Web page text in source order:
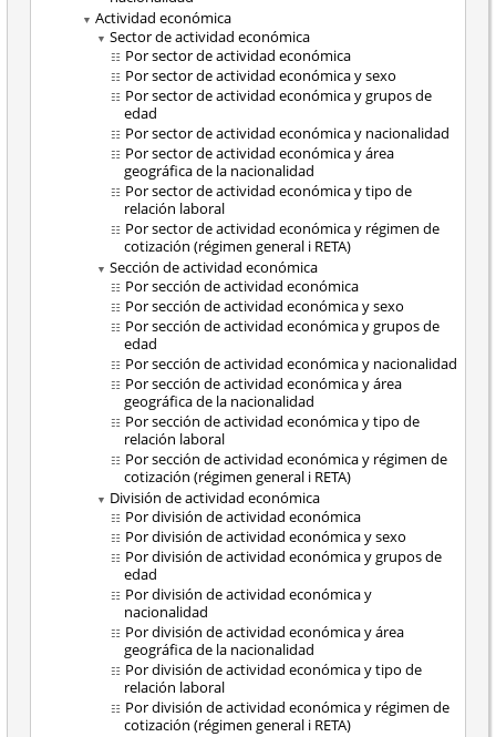
Actividad económica
Sector de actividad económica
Por sector de actividad económica
Por sector de actividad económica y sexo
Por sector de actividad económica y grupos de
edad
Por sector de actividad económica y nacionalidad
Por sector de actividad económica y área
geográfica de la nacionalidad
Por sector de actividad económica y tipo de
relación laboral
Por sector de actividad económica y régimen de
cotización (régimen general i RETA)
Sección de actividad económica
Por sección de actividad económica
Por sección de actividad económica y sexo
Por sección de actividad económica y grupos de
edad
Por sección de actividad económica y nacionalidad
Por sección de actividad económica y área
geográfica de la nacionalidad
Por sección de actividad económica y tipo de
relación laboral
Por sección de actividad económica y régimen de
cotización (régimen general i RETA)
División de actividad económica
Por división de actividad económica
Por división de actividad económica y sexo
Por división de actividad económica y grupos de
edad
Por división de actividad económica y
nacionalidad
Por división de actividad económica y área
geográfica de la nacionalidad
Por división de actividad económica y tipo de
relación laboral
Por división de actividad económica y régimen de
cotización (régimen general i RETA)